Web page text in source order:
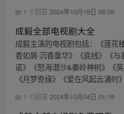
1 个回答 2024年10月19日 08:09
成毅全部电视剧大全
成毅主演的电视剧包括：《莲花
香如屑·沉香重华》《底线》《
诺》《怒海潜沙&秦岭神树》《
《月梦奇缘》《爱在风起云涌时
1 个回答 2024年10月04日 01:18